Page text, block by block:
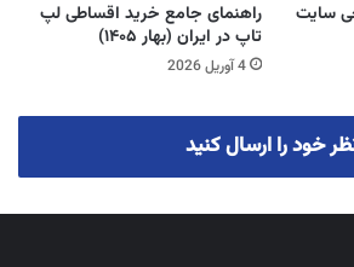
سایت
راهنمای جامع خرید اقساطی لپ
تاپ در ایران (بهار ۱۴۰۵)
4 آوریل 2026
خود را ارسال کنید